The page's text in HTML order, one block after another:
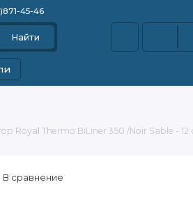
45-46
Найти
Royal Thermo BiLiner 350 /Noir Sable - 12
В сравнение